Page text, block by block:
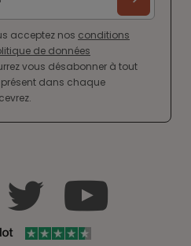
acceptez nos conditions
de données
vous désabonner à tout
dans chaque